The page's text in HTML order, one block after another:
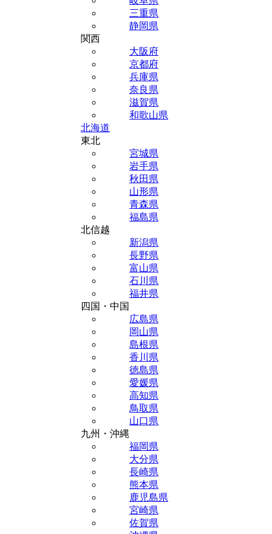
三重県
静岡県
関西
大阪府
京都府
兵庫県
奈良県
滋賀県
和歌山県
北海道
東北
宮城県
岩手県
秋田県
山形県
青森県
福島県
北信越
新潟県
長野県
富山県
石川県
福井県
四国・中国
広島県
岡山県
島根県
香川県
徳島県
愛媛県
高知県
鳥取県
山口県
九州・沖縄
福岡県
大分県
長崎県
熊本県
鹿児島県
宮崎県
佐賀県